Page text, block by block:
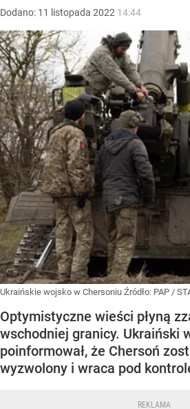
Dodano: 11 listopada 2022 14:44
Ukraińskie wojsko w Chersoniu Źródło: PAP /
Optymistyczne wieści płyną
wschodniej granicy. Ukraiński
poinformował, że Chersoń
wyzwolony i wraca pod